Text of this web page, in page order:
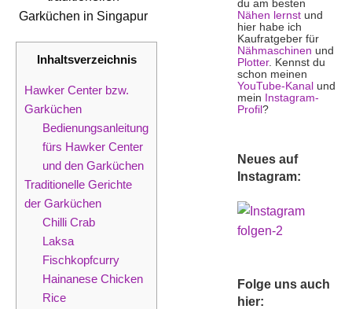
Inhaltsverzeichnis
Hawker Center bzw.
Garküchen
Bedienungsanleitung
fürs Hawker Center
und den Garküchen
Traditionelle Gerichte
der Garküchen
Chilli Crab
Laksa
Fischkopfcurry
Hainanese Chicken
Rice
du am besten
Nähen lernstund
hier habe ich
Kaufratgeber für
Nähmaschinen und
Plotter. Kennst du
schon meinen
YouTube-Kanal und
mein
Instagram-
Profil ?
Neues auf
Instagram:
Folge uns auch
hier: